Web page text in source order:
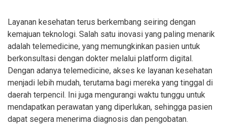
Layanan kesehatan terus berkembang seiring dengan
kemajuan teknologi. Salah satu inovasi yang paling menarik
adalah telemedicine, yang memungkinkan pasien untuk
berkonsultasi dengan dokter melalui platform digital.
Dengan adanya telemedicine, akses ke layanan kesehatan
menjadi lebih mudah, terutama bagi mereka yang tinggal di
daerah terpencil. Ini juga mengurangi waktu tunggu untuk
mendapatkan perawatan yang diperlukan, sehingga pasien
dapat segera menerima diagnosis dan pengobatan.